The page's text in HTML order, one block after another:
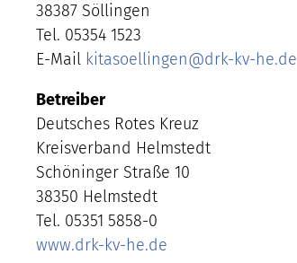
38387 Söllingen
Tel. 05354 1523
E-Mail kitasoellingen@drk-kv-he.de
Betreiber
Deutsches Rotes Kreuz
Kreisverband Helmstedt
Schöninger Straße 10
38350 Helmstedt
Tel. 05351 5858-0
www.drk-kv-he.de